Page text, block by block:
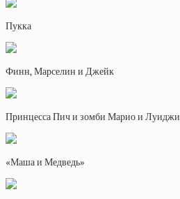
Пукка
Финн, Марселин и Джейк
Принцесса Пич и зомби Марио и Луиджи
«Маша и Медведь»